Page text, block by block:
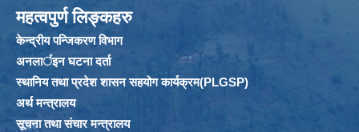
महत्वपुर्ण लिङ्कहरु
केन्द्रीय पन्जिकरण विभाग
अनलार्इन घटना दर्ता
स्थानिय तथा प्रदेश शासन सहयोग कार्यक्रम(PLGSP)
अर्थ मन्त्रालय
सूचना तथा संचार मन्त्रालय